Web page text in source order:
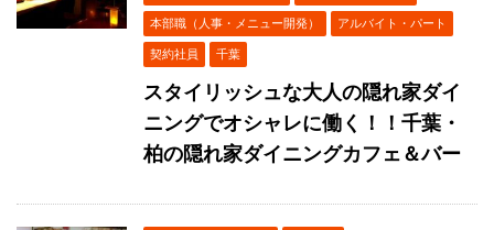
本部職（人事・メニュー開発） アルバイト・パート
契約社員 千葉
スタイリッシュな大人の隠れ家ダイ
ニングでオシャレに働く！！千葉・
柏の隠れ家ダイニングカフェ＆バー